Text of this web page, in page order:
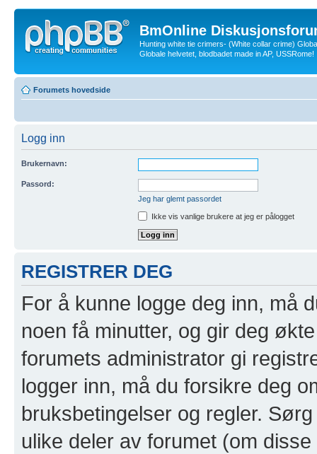
BmOnline
Hunting white tie crimers- (White collar crime)
Globale helvetet, blodbadet made in AP, USSRome!
Forumets hovedside
Logg inn
Brukernavn:
Passord:
Jeg har glemt passordet
Ikke vis vanlige brukere at jeg er pålogget
REGISTRER DEG
For å kunne logge deg inn, må
noen få minutter, og gir deg
forumets administrator gi
logger inn, må du forsikre deg
bruksbetingelser og regler.
ulike deler av forumet (om